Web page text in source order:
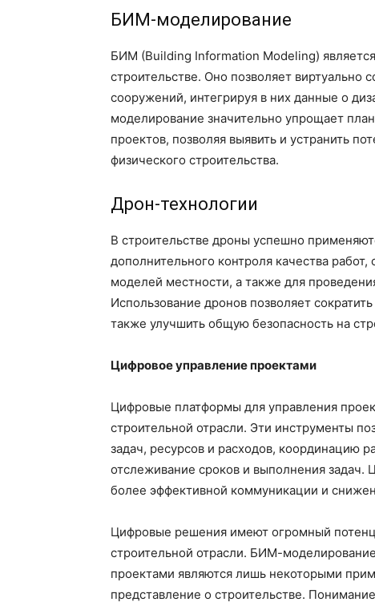
БИМ-моделирование
БИМ (Building Information Modeling)
строительстве. Оно позволяет виртуально
сооружений, интегрируя в них данные о
моделирование значительно упрощает
проектов, позволяя выявить и устранить
физического строительства.
Дрон-технологии
В строительстве дроны успешно
дополнительного контроля качества
моделей местности, а также для
Использование дронов позволяет
также улучшить общую безопасность на
Цифровое управление проектами
Цифровые платформы для управления
строительной отрасли. Эти инструменты
задач, ресурсов и расходов, координацию
отслеживание сроков и выполнения задач.
более эффективной коммуникации и
Цифровые решения имеют огромный
строительной отрасли. БИМ-
проектами являются лишь некоторыми
представление о строительстве.